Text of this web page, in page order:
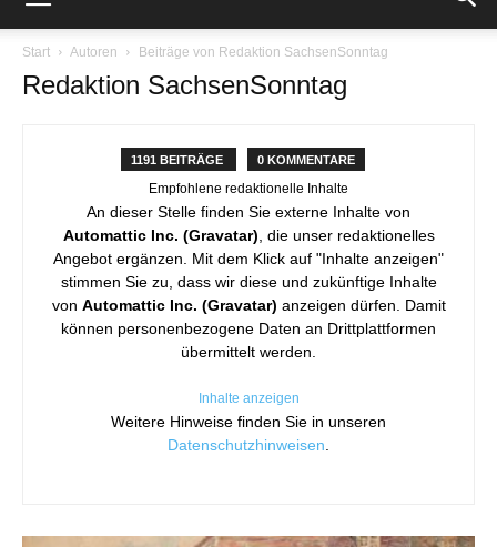
Start Autoren Beiträge von Redaktion SachsenSonntag
Redaktion SachsenSonntag
1191 BEITRÄGE 0 KOMMENTARE
Empfohlene redaktionelle Inhalte
An dieser Stelle finden Sie externe Inhalte von
Automattic Inc. (Gravatar) , die unser redaktionelles
Angebot ergänzen. Mit dem Klick auf "Inhalte anzeigen"
stimmen Sie zu, dass wir diese und zukünftige Inhalte
von Automattic Inc. (Gravatar) anzeigen dürfen. Damit
können personenbezogene Daten an Drittplattformen
übermittelt werden.
Inhalte anzeigen
Weitere Hinweise finden Sie in unseren
Datenschutzhinweisen